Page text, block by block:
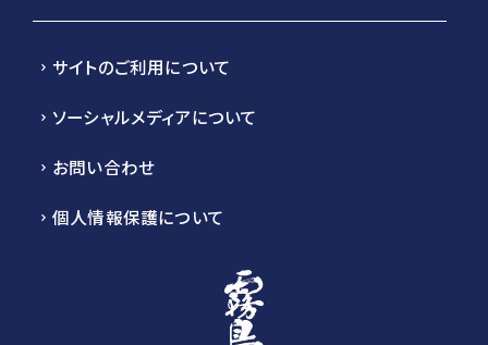
サイトのご利用について
ソーシャルメディアについて
お問い合わせ
個人情報保護について